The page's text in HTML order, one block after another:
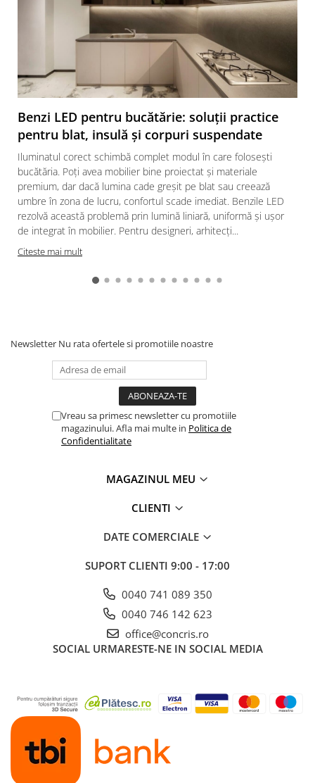
Benzi LED pentru bucătărie: soluții practice
pentru blat, insulă și corpuri suspendate
Iluminatul corect schimbă complet modul în care folosești
bucătăria. Poți avea mobilier bine proiectat și materiale
premium, dar dacă lumina cade greșit pe blat sau creează
umbre în zona de lucru, confortul scade imediat. Benzile LED
rezolvă această problemă prin lumină liniară, uniformă și ușor
de integrat în mobilier. Pentru designeri, arhitecți...
Citeste mai mult
Newsletter Nu rata ofertele si promotiile noastre
Vreau sa primesc newsletter cu promotiile
magazinului. Afla mai multe in Politica de
Confidentialitate
MAGAZINUL MEU
CLIENTI
DATE COMERCIALE
SUPORT CLIENTI 9:00 - 17:00
0040 741 089 350
0040 746 142 623
office@concris.ro
SOCIAL URMARESTE-NE IN SOCIAL MEDIA